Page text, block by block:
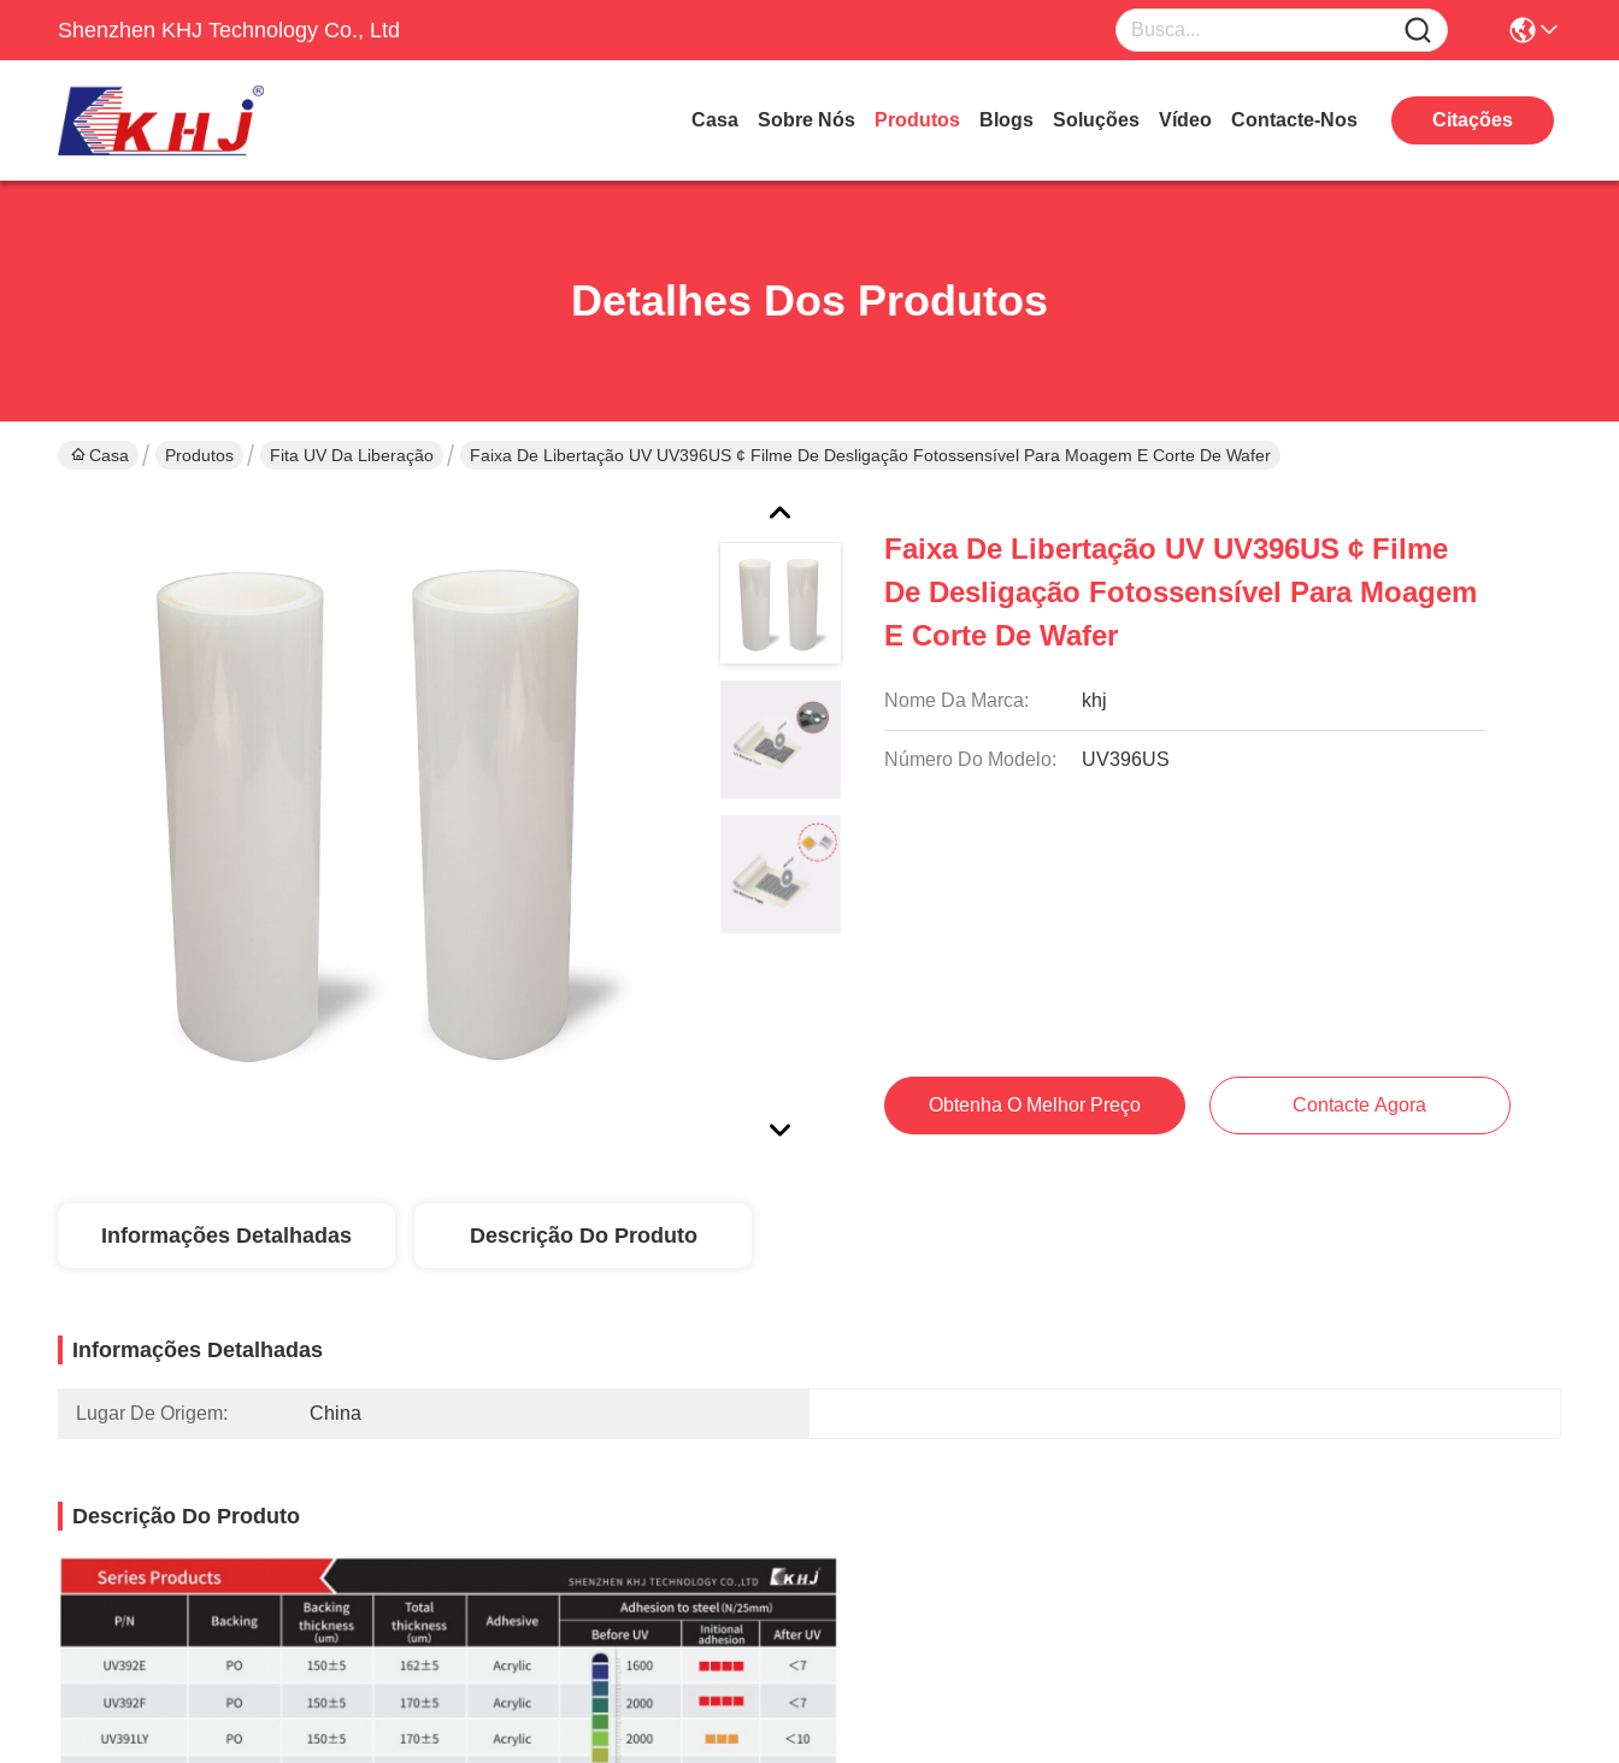
Shenzhen KHJ Technology Co., Ltd
Casa Sobre Nós Produtos Blogs Soluções Vídeo Contacte-Nos Citações
Detalhes Dos Produtos
Casa Produtos Fita UV Da Liberação Faixa De Libertação UV UV396US ¢ Filme De Desligação Fotossensível Para Moagem E Corte De Wafer
Faixa De Libertação UV UV396US ¢ Filme
De Desligação Fotossensível Para Moagem
E Corte De Wafer
Nome Da Marca: khj
Número Do Modelo: UV396US
Obtenha O Melhor Preço Contacte Agora
Informações Detalhadas Descrição Do Produto
Informações Detalhadas
Lugar De Origem: China
Descrição Do Produto